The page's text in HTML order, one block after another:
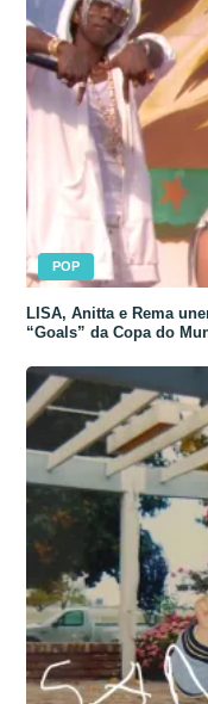
POP
LISA, Anitta e Rema
“Goals” da Copa do